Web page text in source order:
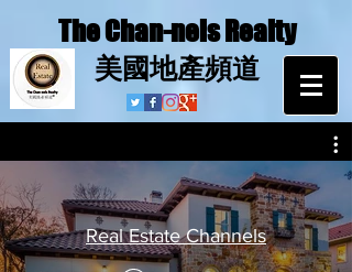
The Chan-nels Realty
​美國地產頻道
Real Estate Channels